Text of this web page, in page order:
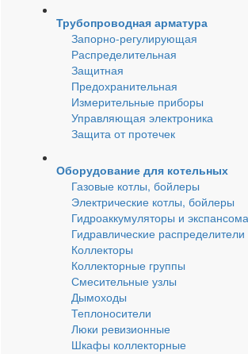
Трубопроводная арматура
Запорно-регулирующая
Распределительная
Защитная
Предохранительная
Измерительные приборы
Управляющая электроника
Защита от протечек
Оборудование для котельных
Газовые котлы, бойлеры
Электрические котлы, бойлеры
Гидроаккумуляторы и
Гидравлические распределители
Коллекторы
Коллекторные группы
Смесительные узлы
Дымоходы
Теплоносители
Люки ревизионные
Шкафы коллекторные